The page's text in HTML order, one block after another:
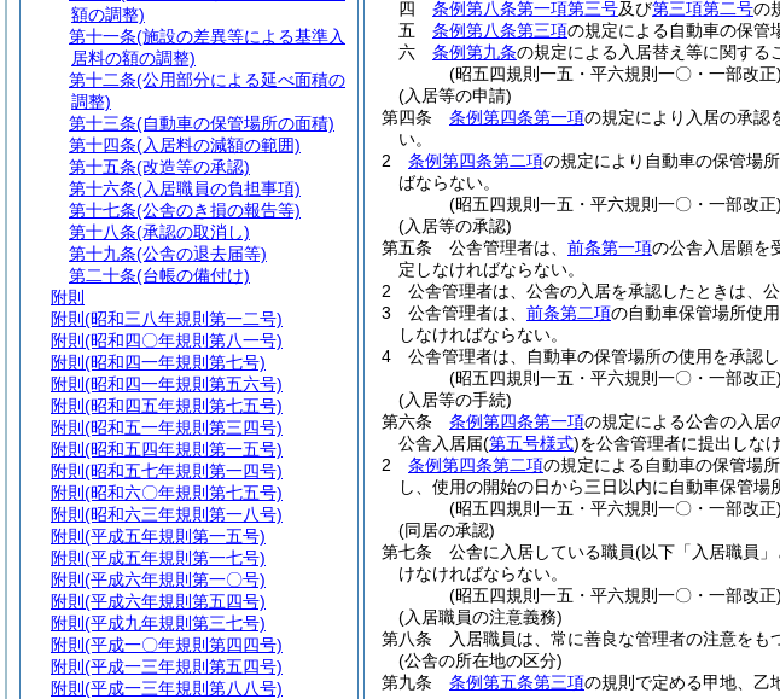
四
条例第八条第一項第三号及び第三項第二号の
五
条例第八条第三項の規定による自動車の保管
六
条例第九条の規定による入居替え等に関する
(昭五四規則一五・平六規則一〇・一部改正)
(入居等の申請)
第四条
条例第四条第一項の規定により入居の承認
い。
2
条例第四条第二項の規定により自動車の保管場
ばならない。
(昭五四規則一五・平六規則一〇・一部改正)
(入居等の承認)
第五条
公舎管理者は、 前条第一項の公舎入居願を
定しなければならない。
2
公舎管理者は、公舎の入居を承認したときは、
3
公舎管理者は、 前条第二項の自動車保管場所使
しなければならない。
4
公舎管理者は、自動車の保管場所の使用を承認
(昭五四規則一五・平六規則一〇・一部改正)
(入居等の手続)
第六条
条例第四条第一項の規定による公舎の入居
公舎入居届(第五号様式)を公舎管理者に提出しな
2
条例第四条第二項の規定による自動車の保管場
し、使用の開始の日から三日以内に自動車保管場
(昭五四規則一五・平六規則一〇・一部改正)
(同居の承認)
第七条
公舎に入居している職員(以下「入居職員
けなければならない。
(昭五四規則一五・平六規則一〇・一部改正)
(入居職員の注意義務)
第八条
入居職員は、常に善良な管理者の注意をも
(公舎の所在地の区分)
第九条
条例第五条第三項の規則で定める甲地、乙
額の調整)
第十一条(施設の差異等による基準入
居料の額の調整)
第十二条(公用部分による延べ面積の
調整)
第十三条(自動車の保管場所の面積)
第十四条(入居料の減額の範囲)
第十五条(改造等の承認)
第十六条(入居職員の負担事項)
第十七条(公舎のき損の報告等)
第十八条(承認の取消し)
第十九条(公舎の退去届等)
第二十条(台帳の備付け)
附則
附則 (昭和三八年規則第一二号)
附則 (昭和四〇年規則第八一号)
附則 (昭和四一年規則第七号)
附則 (昭和四一年規則第五六号)
附則 (昭和四五年規則第七五号)
附則 (昭和五一年規則第三四号)
附則 (昭和五四年規則第一五号)
附則 (昭和五七年規則第一四号)
附則 (昭和六〇年規則第七五号)
附則 (昭和六三年規則第一八号)
附則 (平成五年規則第一五号)
附則 (平成五年規則第一七号)
附則 (平成六年規則第一〇号)
附則 (平成六年規則第五四号)
附則 (平成九年規則第三七号)
附則 (平成一〇年規則第四四号)
附則 (平成一三年規則第五四号)
附則 (平成一三年規則第八八号)